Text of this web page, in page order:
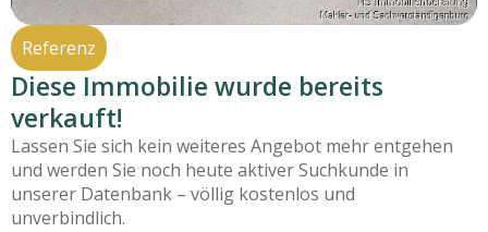
Referenz
Diese Immobilie wurde bereits
verkauft!
Lassen Sie sich kein weiteres Angebot mehr entgehen
und werden Sie noch heute aktiver Suchkunde in
unserer Datenbank – völlig kostenlos und
unverbindlich.